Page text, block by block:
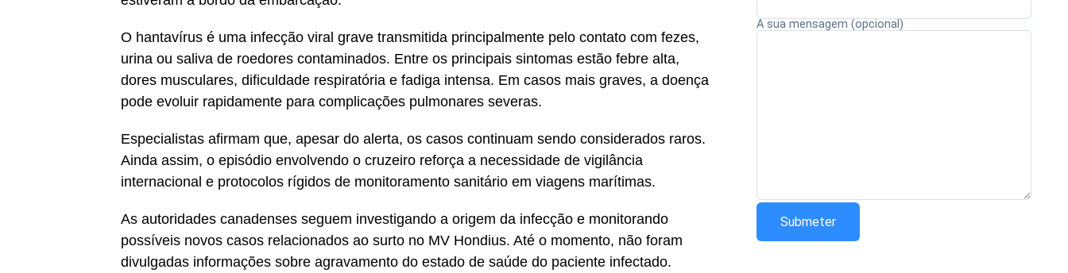
O hantavírus é uma infecção viral grave transmitida principalmente pelo contato com fezes,
urina ou saliva de roedores contaminados. Entre os principais sintomas estão febre alta,
dores musculares, dificuldade respiratória e fadiga intensa. Em casos mais graves, a doença
pode evoluir rapidamente para complicações pulmonares severas.
Especialistas afirmam que, apesar do alerta, os casos continuam sendo considerados raros.
Ainda assim, o episódio envolvendo o cruzeiro reforça a necessidade de vigilância
internacional e protocolos rígidos de monitoramento sanitário em viagens marítimas.
As autoridades canadenses seguem investigando a origem da infecção e monitorando
possíveis novos casos relacionados ao surto no MV Hondius. Até o momento, não foram
divulgadas informações sobre agravamento do estado de saúde do paciente infectado.
A sua mensagem (opcional)